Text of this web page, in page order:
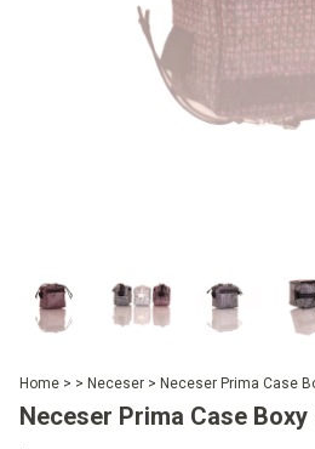
Home > > Neceser > Neceser Prima Case
Neceser Prima Case